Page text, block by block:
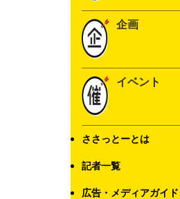
企画
イベント
ささっとーとは
記者一覧
広告・メディアガイド